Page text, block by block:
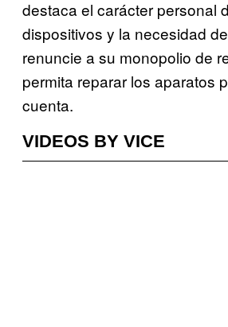
destaca el carácter personal
dispositivos y la necesidad
renuncie a su monopolio de
permita reparar los aparatos
cuenta.
VIDEOS BY VICE